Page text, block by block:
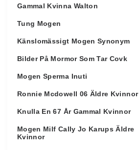
Gammal Kvinna Walton
Tung Mogen
Känslomässigt Mogen Synonym
Bilder På Mormor Som Tar Covk
Mogen Sperma Inuti
Ronnie Mcdowell 06 Äldre Kvinnor
Knulla En 67 År Gammal Kvinnor
Mogen Milf Cally Jo Karups Äldre
Kvinnor